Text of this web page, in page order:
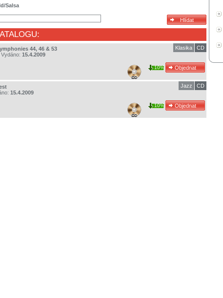
Salsa
44, 46 & 53
Vydáno: 15.4.2009
CD
Klasika
10%
15.4.2009
CD
Jazz
10%